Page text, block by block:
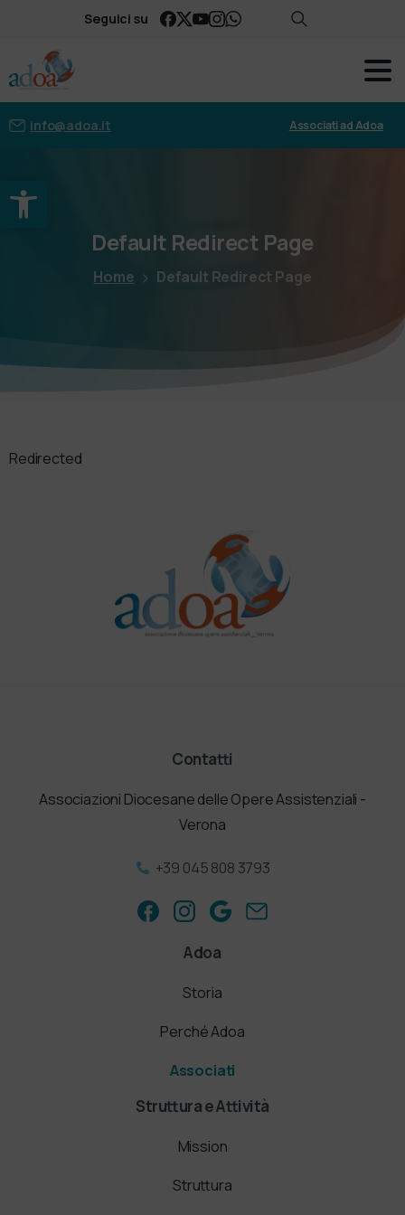
Apri la barra degli strumenti
Seguici su
info@adoa.it Associati ad Adoa
Default Redirect Page
Home Default Redirect Page
Redirected
Contatti
Associazioni Diocesane delle Opere Assistenziali -
Verona
+39 045 808 3793
Adoa
Storia
Perché Adoa
Associati
Struttura e Attività
Mission
Struttura